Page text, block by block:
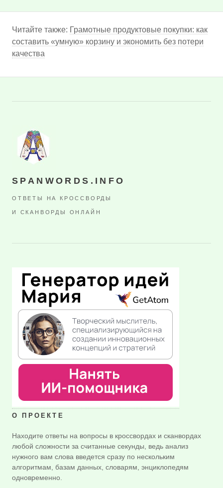
Читайте также: Грамотные продуктовые покупки: как
составить «умную» корзину и экономить без потери
качества
SPANWORDS.INFO
ОТВЕТЫ НА КРОССВОРДЫ
И СКАНВОРДЫ ОНЛАЙН
О ПРОЕКТЕ
Находите ответы на вопросы в кроссвордах и сканвордах
любой сложности за считанные секунды, ведь анализ
нужного вам слова введется сразу по нескольким
алгоритмам, базам данных, словарям, энциклопедям
одновременно.